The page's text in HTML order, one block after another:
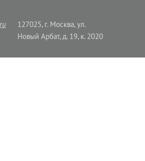
127025, г. Москва, ул.
Новый Арбат, д. 19, к. 2020